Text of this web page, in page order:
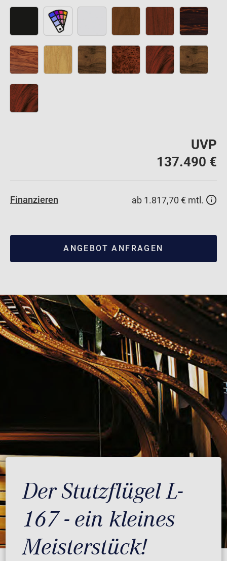
UVP
137.490 €
Finanzieren ab 1.817,70 € mtl.
ANGEBOT ANFRAGEN
Der Stutzflügel L-
167 - ein kleines
Meisterstück!